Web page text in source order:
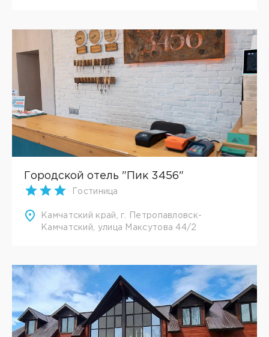
Городской отель "Пик 3456"
Гостиница
Камчатский край, г. Петропавловск-
Камчатский, улица Максутова 44/2